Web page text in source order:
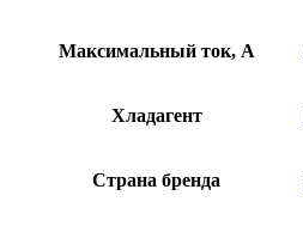
Максимальный ток, А
Хладагент
Страна бренда